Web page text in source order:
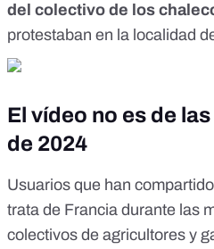
del colectivo de los
protestaban en la localidad
El vídeo no es de
de 2024
Usuarios que han
trata de Francia durante las
colectivos de agricultores y